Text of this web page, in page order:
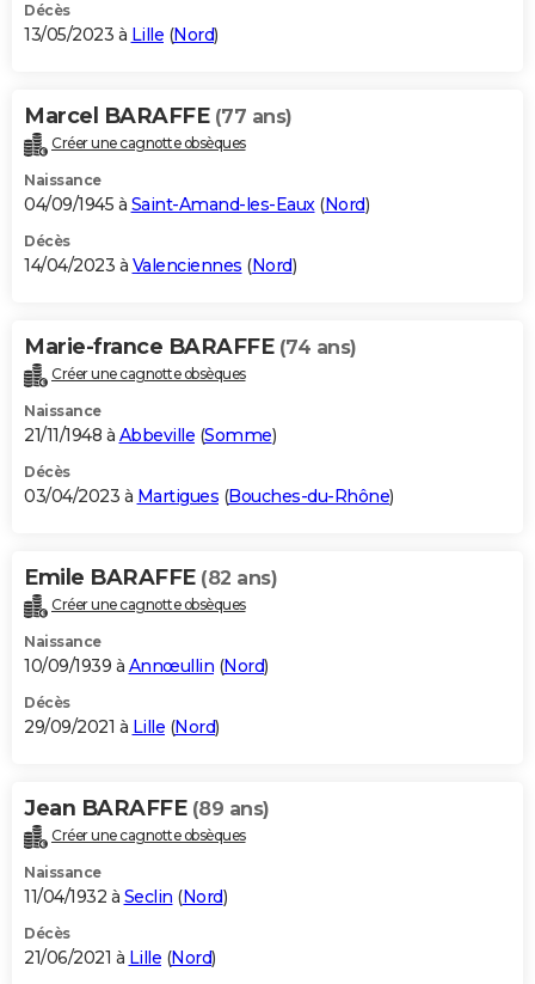
Décès
13/05/2023 à Lille (Nord)
Marcel BARAFFE (77 ans)
Créer une cagnotte obsèques
Naissance
04/09/1945 à Saint-Amand-les-Eaux(Nord)
Décès
14/04/2023 à Valenciennes (Nord)
Marie-france BARAFFE (74 ans)
Créer une cagnotte obsèques
Naissance
21/11/1948 à Abbeville (Somme)
Décès
03/04/2023 à Martigues (Bouches-du-Rhône)
Emile BARAFFE (82 ans)
Créer une cagnotte obsèques
Naissance
10/09/1939 à Annœullin (Nord)
Décès
29/09/2021 à Lille (Nord)
Jean BARAFFE (89 ans)
Créer une cagnotte obsèques
Naissance
11/04/1932 à Seclin (Nord)
Décès
21/06/2021 à Lille (Nord)